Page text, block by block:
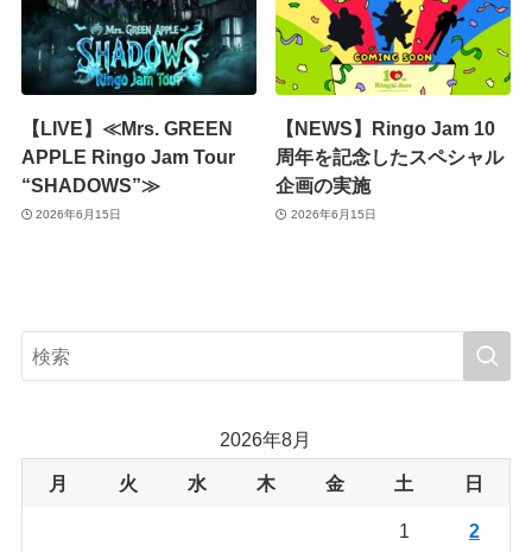
【LIVE】≪Mrs. GREEN
APPLE Ringo Jam Tour
“SHADOWS”≫
2026年6月15日
【NEWS】Ringo Jam 10
周年を記念したスペシャル
企画の実施
2026年6月15日
2026年8月
月 火 水 木 金 土 日
1 2